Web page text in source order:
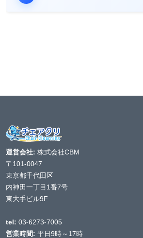
運営会社: 株式会社CBM
〒101-0047
東京都千代田区
内神田一丁目1番7号
東大手ビル9F
tel: 03-6273-7005
営業時間: 平日9時～17時